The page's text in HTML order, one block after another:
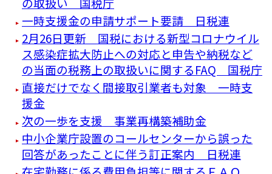
一時支援金の申請サポート要請 日税連
2月26日更新 国税における新型コロナウイル
ス感染症拡大防止への対応と申告や納税など
の当面の税務上の取扱いに関するFAQ 国税庁
直接だけでなく間接取引業者も対象 一時支
援金
次の一歩を支援 事業再構築補助金
中小企業庁設置のコールセンターから誤った
回答があったことに伴う訂正案内 日税連